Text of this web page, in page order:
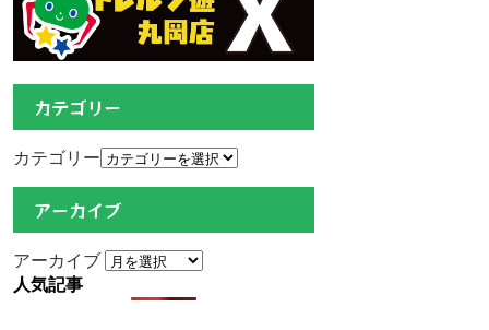
カテゴリー
カテゴリー
アーカイブ
アーカイブ
人気記事